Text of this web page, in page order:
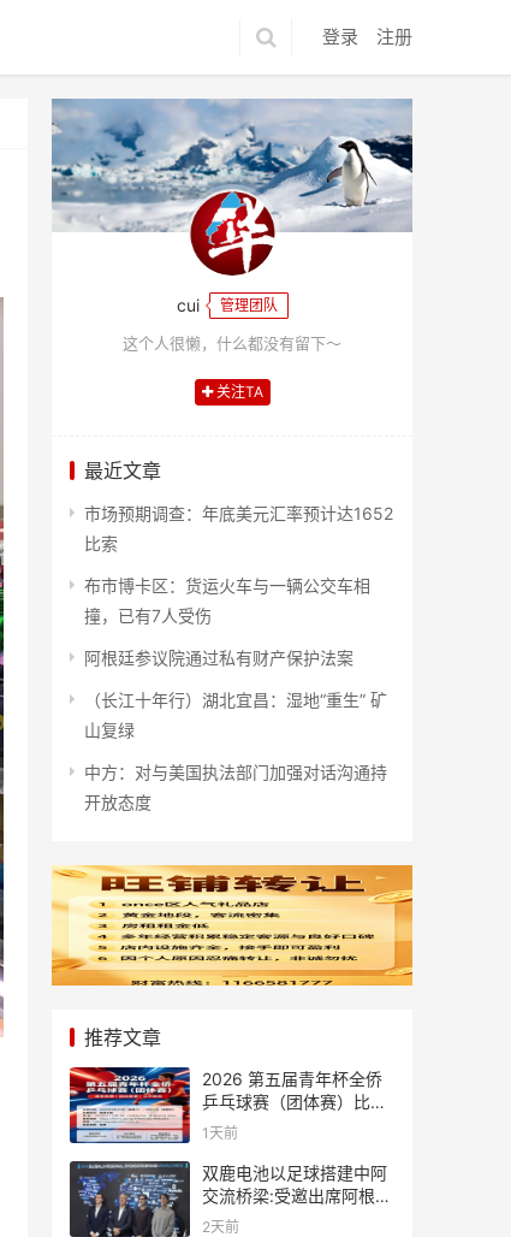
登录 注册
cui 管理团队
这个人很懒，什么都没有留下～
关注TA
最近文章
市场预期调查：年底美元汇率预计达1652
比索
布市博卡区：货运火车与一辆公交车相
撞，已有7人受伤
阿根廷参议院通过私有财产保护法案
（长江十年行）湖北宜昌：湿地“重生” 矿
山复绿
中方：对与美国执法部门加强对话沟通持
开放态度
推荐文章
2026 第五届青年杯全侨
乒乓球赛（团体赛）比赛
规则
1天前
双鹿电池以足球搭建中阿
交流桥梁:受邀出席阿根廷
足协赞助商招待会！
2天前